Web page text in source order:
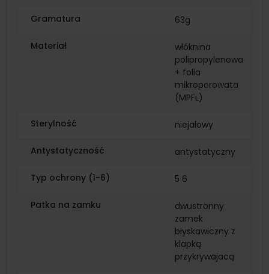
Gramatura 63g
Materiał
włóknina
polipropylenowa
+ folia
mikroporowata
(MPFL)
Sterylność niejałowy
Antystatyczność antystatyczny
Typ ochrony (1-6) 5 6
Patka na zamku
dwustronny
zamek
błyskawiczny z
klapką
przykrywajacą